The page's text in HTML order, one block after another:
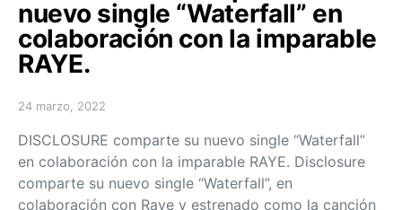
nuevo single “Waterfall” en
colaboración con la imparable
RAYE.
Posted on
24 marzo, 2022
DISCLOSURE comparte su nuevo single “Waterfall”
en colaboración con la imparable RAYE. Disclosure
comparte su nuevo single “Waterfall”, en
colaboración con Raye y estrenado como la canción